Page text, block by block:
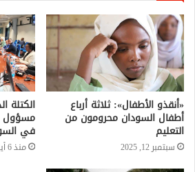
«أنقذو الأطفال»: ثلاثة أرباع
أطفال السودان محرومون من
التعليم
سبتمبر 12, 2025
الكتلة
مسؤول
في
منذ 6 أيام